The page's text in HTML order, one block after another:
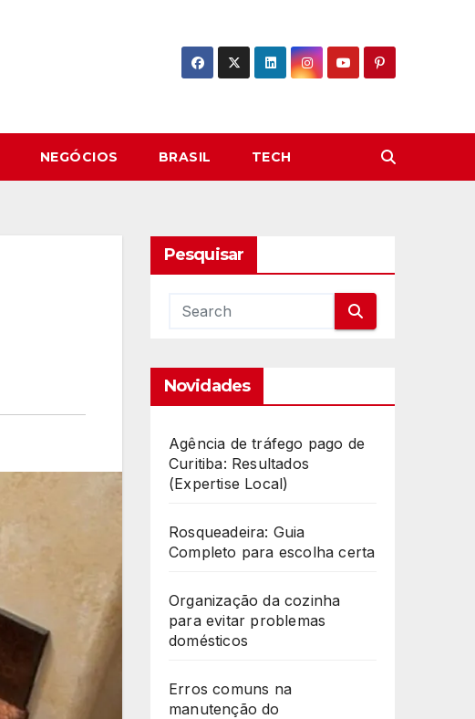
NEGÓCIOS BRASIL TECH
Pesquisar
Novidades
Agência de tráfego pago de
Curitiba: Resultados
(Expertise Local)
Rosqueadeira: Guia
Completo para escolha certa
Organização da cozinha
para evitar problemas
domésticos
Erros comuns na
manutenção do